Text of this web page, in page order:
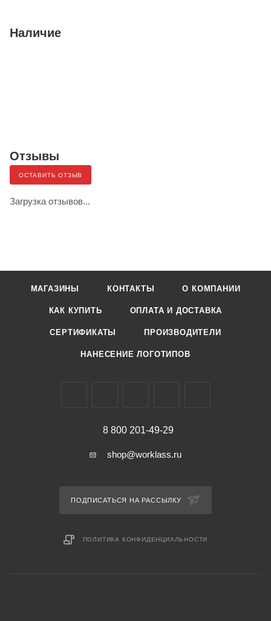
Наличие
Отзывы
ОСТАВИТЬ ОТЗЫВ
Загрузка отзывов...
МАГАЗИНЫ КОНТАКТЫ О КОМПАНИИ
КАК КУПИТЬ ОПЛАТА И ДОСТАВКА
СЕРТИФИКАТЫ ПРОИЗВОДИТЕЛИ
НАНЕСЕНИЕ ЛОГОТИПОВ
8 800 201-49-29
shop@worklass.ru
ПОДПИСАТЬСЯ НА РАССЫЛКУ
ПОЛИТИКА КОНФИДЕНЦИАЛЬНОСТИ